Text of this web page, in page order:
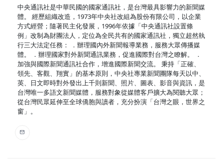
中央通訊社是中華民國的國家通訊社，是台灣最具影響力的新聞媒
體。 經歷組織改造，1973年中央社改組為股份有限公司，以企業
方式經營；隨著民主化發展，1996年依據「中央通訊社設置條
例」改制為財團法人，定位為全民共有的國家通訊社，獨立超然執
行三大法定任務： ．辦理國內外新聞報導業務，服務大眾傳播媒
體。 ．辦理國家對外新聞通訊業務，促進國際對台灣之瞭解。 ．
加強與國際新聞通訊社合作，增進國際新聞交流。 秉持「正確、
領先、客觀、翔實」的基本原則，中央社專業新聞團隊每天以中、
英、日文即時對外發出上千則新聞、照片、圖表、影音與資訊，是
台灣唯一多語文新聞媒體，服務對象從媒體客戶擴大為閱聽大眾；
從台灣民眾延伸至全球僑胞與讀者，充分扮演「台灣之眼，世界之
窗」。